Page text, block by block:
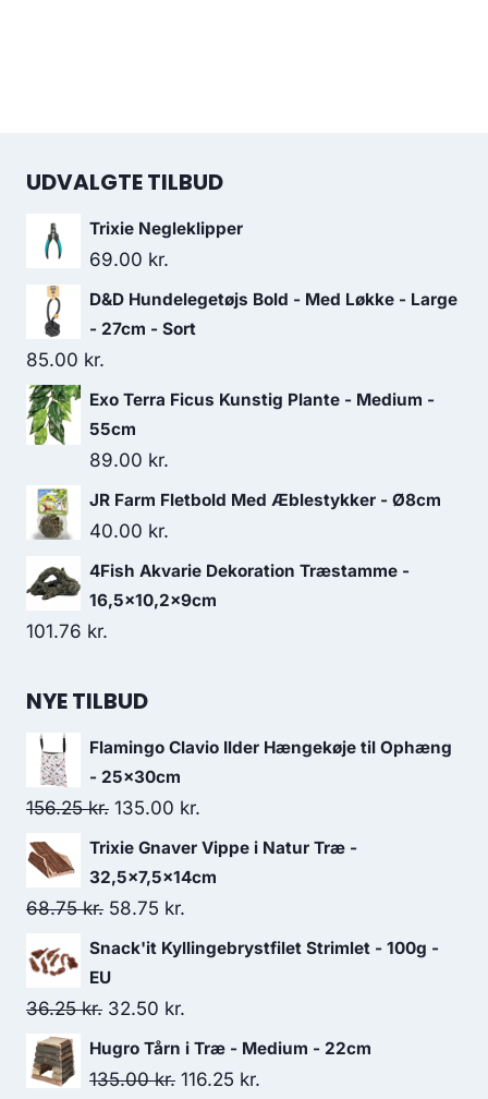
UDVALGTE TILBUD
Trixie Negleklipper
69.00 kr.
D&D Hundelegetøjs Bold - Med Løkke - Large
- 27cm - Sort
85.00 kr.
Exo Terra Ficus Kunstig Plante - Medium -
55cm
89.00 kr.
JR Farm Fletbold Med Æblestykker - Ø8cm
40.00 kr.
4Fish Akvarie Dekoration Træstamme -
16,5x10,2x9cm
101.76 kr.
NYE TILBUD
Flamingo Clavio Ilder Hængekøje til Ophæng
- 25x30cm
156.25kr. Den
oprindelige
pris
var:
156.25 kr..
135.00 kr.
aktuelle
pris
135.00 kr..
Trixie Gnaver Vippe i Natur Træ -
32,5x7,5x14cm
68.75kr. Den
oprindelige
pris
var:
68.75 kr..
58.75 kr.
aktuelle
58.75 kr..
Snack'it Kyllingebrystfilet Strimlet - 100g -
EU
36.25kr. Den
oprindelige
pris
32.50 kr.
aktuelle
pris
Hugro Tårn i Træ - Medium - 22cm
135.00kr. Den
116.25 kr.